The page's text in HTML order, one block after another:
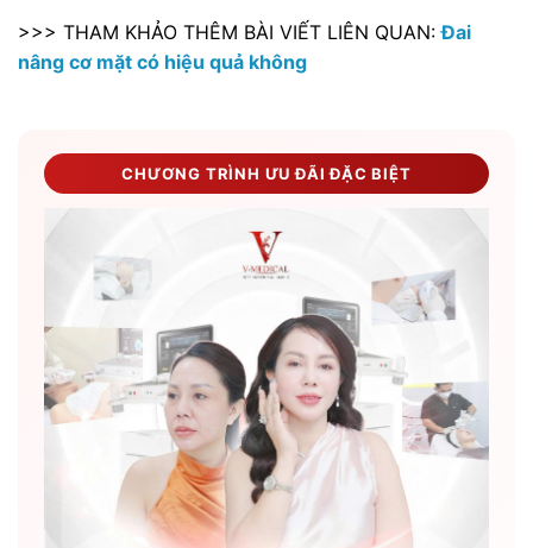
>>> THAM KHẢO THÊM BÀI VIẾT LIÊN QUAN:Đai
nâng cơ mặt có hiệu quả không
CHƯƠNG TRÌNH ƯU ĐÃI ĐẶC BIỆT